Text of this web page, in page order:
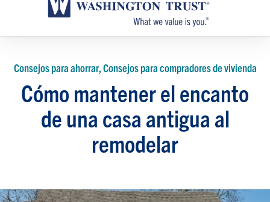
Consejos para ahorrar, Consejos para compradores de vivienda
Cómo mantener el encanto
de una casa antigua al
remodelar